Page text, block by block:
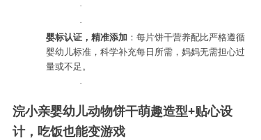
·
·
婴标认证，精准添加：每片饼干营养配比严格遵循
婴幼儿标准，科学补充每日所需，妈妈无需担心过
量或不足。
·
浣小亲婴幼儿动物饼干萌趣造型+贴心设
计，吃饭也能变游戏